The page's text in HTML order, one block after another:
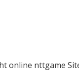
online nttgame